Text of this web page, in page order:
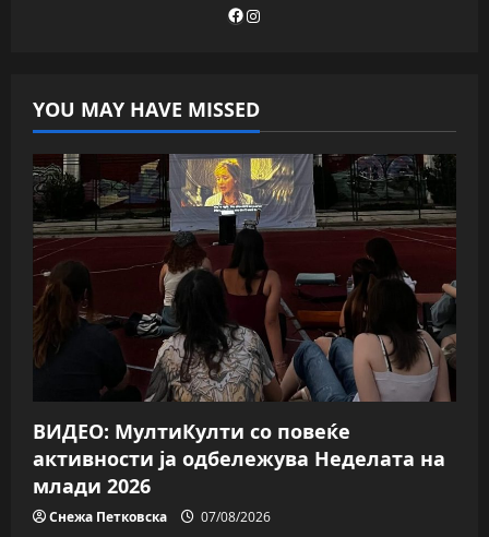
Facebook
Instagram
YOU MAY HAVE MISSED
ВИДЕО: МултиКулти со повеќе
активности ја одбележува Неделата на
млади 2026
Снежа Петковска 07/08/2026